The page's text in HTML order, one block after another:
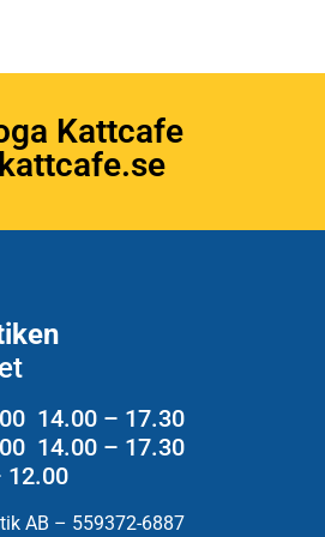
Kattcafe
14.00 – 17.30
14.00 – 17.30
12.00
AB – 559372-6887